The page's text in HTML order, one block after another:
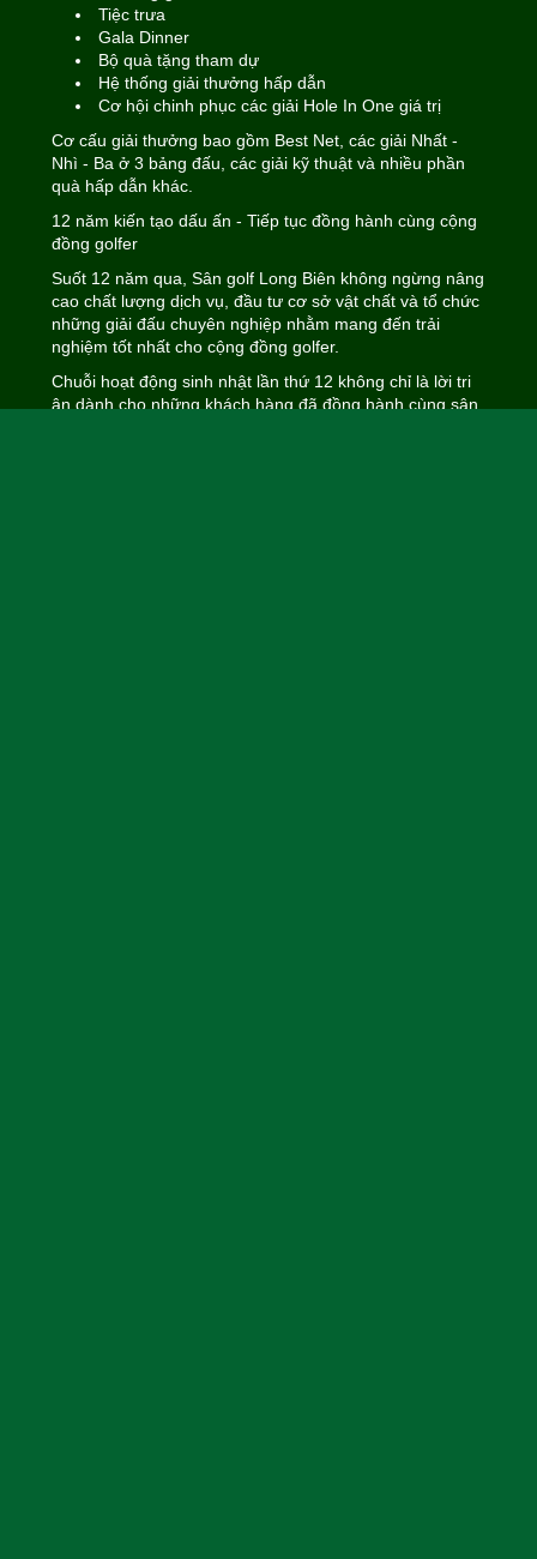
Tiệc trưa
Gala Dinner
Bộ quà tặng tham dự
Hệ thống giải thưởng hấp dẫn
Cơ hội chinh phục các giải Hole In One giá trị
Cơ cấu giải thưởng bao gồm Best Net, các giải Nhất -
Nhì - Ba ở 3 bảng đấu, các giải kỹ thuật và nhiều phần
quà hấp dẫn khác.
12 năm kiến tạo dấu ấn - Tiếp tục đồng hành cùng cộng
đồng golfer
Suốt 12 năm qua, Sân golf Long Biên không ngừng nâng
cao chất lượng dịch vụ, đầu tư cơ sở vật chất và tổ chức
những giải đấu chuyên nghiệp nhằm mang đến trải
nghiệm tốt nhất cho cộng đồng golfer.
Chuỗi hoạt động sinh nhật lần thứ 12 không chỉ là lời tri
ân dành cho những khách hàng đã đồng hành cùng sân